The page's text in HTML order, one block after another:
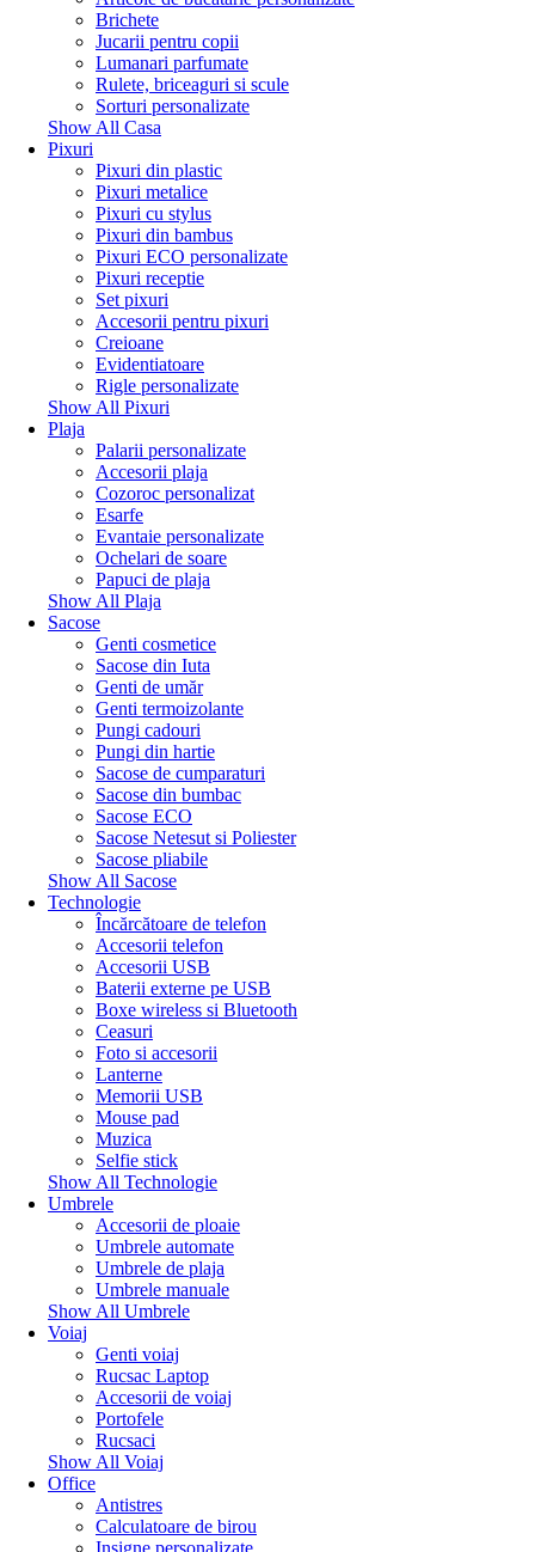
Brichete
Jucarii pentru copii
Lumanari parfumate
Rulete, briceaguri si scule
Sorturi personalizate
Show All Casa
Pixuri
Pixuri din plastic
Pixuri metalice
Pixuri cu stylus
Pixuri din bambus
Pixuri ECO personalizate
Pixuri receptie
Set pixuri
Accesorii pentru pixuri
Creioane
Evidentiatoare
Rigle personalizate
Show All Pixuri
Plaja
Palarii personalizate
Accesorii plaja
Cozoroc personalizat
Esarfe
Evantaie personalizate
Ochelari de soare
Papuci de plaja
Show All Plaja
Sacose
Genti cosmetice
Sacose din Iuta
Genti de umăr
Genti termoizolante
Pungi cadouri
Pungi din hartie
Sacose de cumparaturi
Sacose din bumbac
Sacose ECO
Sacose Netesut si Poliester
Sacose pliabile
Show All Sacose
Technologie
Încărcătoare de telefon
Accesorii telefon
Accesorii USB
Baterii externe pe USB
Boxe wireless si Bluetooth
Ceasuri
Foto si accesorii
Lanterne
Memorii USB
Mouse pad
Muzica
Selfie stick
Show All Technologie
Umbrele
Accesorii de ploaie
Umbrele automate
Umbrele de plaja
Umbrele manuale
Show All Umbrele
Voiaj
Genti voiaj
Rucsac Laptop
Accesorii de voiaj
Portofele
Rucsaci
Show All Voiaj
Office
Antistres
Calculatoare de birou
Insigne personalizate